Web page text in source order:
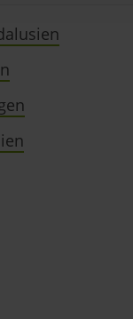
zu
»Akzeptieren«
bzw.
»Marketing«